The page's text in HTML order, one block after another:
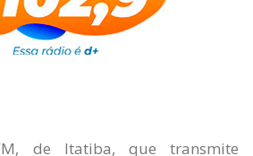
de Itatiba, que transmite